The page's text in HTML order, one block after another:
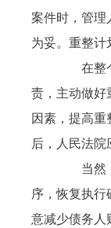
案件时，管理
为妥。 重整计
在整个
责，主动做好
因素，提高
后，人民法院
当然，
序，恢复执行
意减少债务人